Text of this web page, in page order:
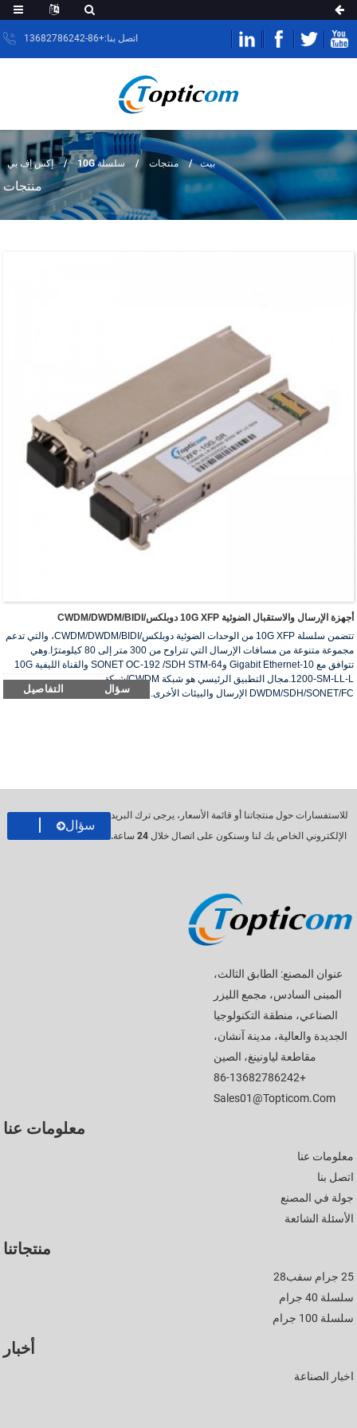
اتصل بنا:+86-13682786242
بيت منتجات سلسلة 10G إكس إف بي
منتجات
أجهزة الإرسال والاستقبال الضوئية 10G XFP دوبلكس/CWDM/DWDM/BIDI
تتضمن سلسلة 10G XFP من الوحدات الضوئية دوبلكس/CWDM/DWDM/BIDI، والتي تدعم
مجموعة متنوعة من مسافات الإرسال التي تتراوح من 300 متر إلى 80 كيلومترًا.وهي
تتوافق مع 10-Gigabit Ethernet وSONET OC-192 /SDH STM-64 والقناة الليفية 10G
1200-SM-LL-L.مجال التطبيق الرئيسي هو شبكة CWDM/شبكة
DWDM/SDH/SONET/FC الإرسال والبيئات الأخرى.
سؤال التفاصيل
للاستفسارات حول منتجاتنا أو قائمة الأسعار، يرجى ترك البريد
الإلكتروني الخاص بك لنا وسنكون على اتصال خلال 24 ساعة.
سؤال
عنوان المصنع: الطابق الثالث،
المبنى السادس، مجمع الليزر
الصناعي، منطقة التكنولوجيا
الجديدة والعالية، مدينة آنشان،
مقاطعة لياونينغ، الصين
+86-13682786242
Sales01@topticom.com
معلومات عنا
معلومات عنا
اتصل بنا
جولة في المصنع
الأسئلة الشائعة
منتجاتنا
25 جرام سفب28
سلسلة 40 جرام
سلسلة 100 جرام
أخبار
اخبار الصناعة